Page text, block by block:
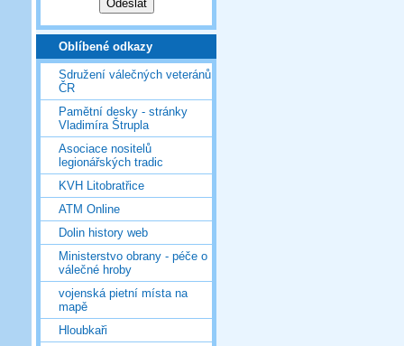
Oblíbené odkazy
Sdružení válečných veteránů
ČR
Pamětní desky - stránky
Vladimíra Štrupla
Asociace nositelů
legionářských tradic
KVH Litobratřice
ATM Online
Dolin history web
Ministerstvo obrany - péče o
válečné hroby
vojenská pietní místa na
mapě
Hloubkaři